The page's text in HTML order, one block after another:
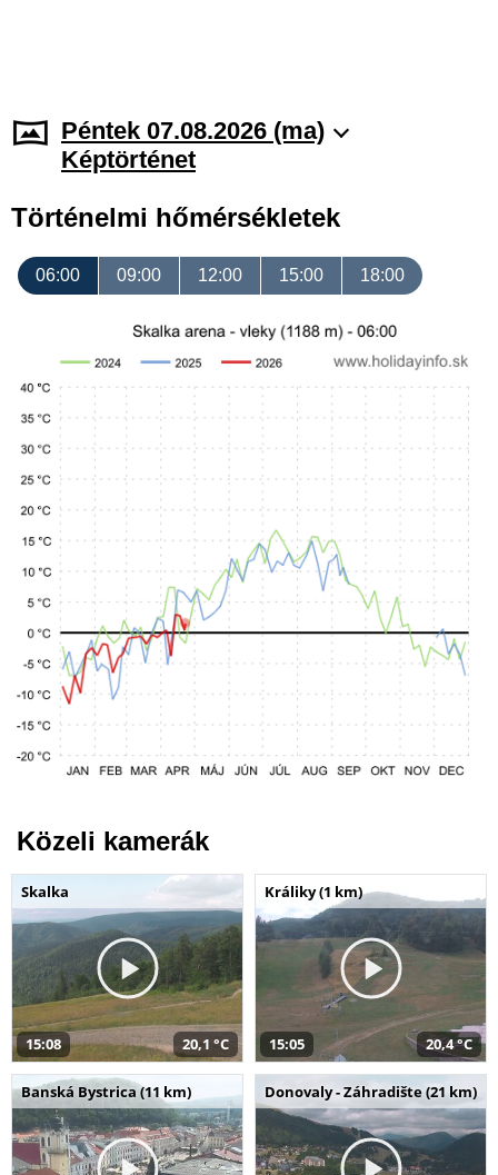
Péntek 07.08.2026 (ma)
Képtörténet
Történelmi hőmérsékletek
06:00 09:00 12:00 15:00 18:00
Közeli kamerák
Skalka
15:08 20,1 °C
Králiky (1 km)
15:05 20,4 °C
Banská Bystrica (11 km) Donovaly - Záhradište (21 km)